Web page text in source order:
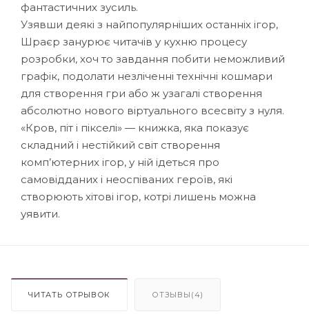
фантастичних зусиль.
Узявши деякі з найпопулярніших останніх ігор,
Шраєр занурює читачів у кухню процесу
розробки, хоч то завдання побити неможливий
графік, подолати незліченні технічні кошмари
для створення гри або ж узагалі створення
абсолютно нового віртуального всесвіту з нуля.
«Кров, піт і пікселі» — книжка, яка показує
складний і нестійкий світ створення
комп’ютерних ігор, у ній ідеться про
самовідданих і неоспіваних героїв, які
створюють хітові ігор, котрі лишень можна
уявити.
ЧИТАТЬ ОТРЫВОК ОТЗЫВЫ(4)